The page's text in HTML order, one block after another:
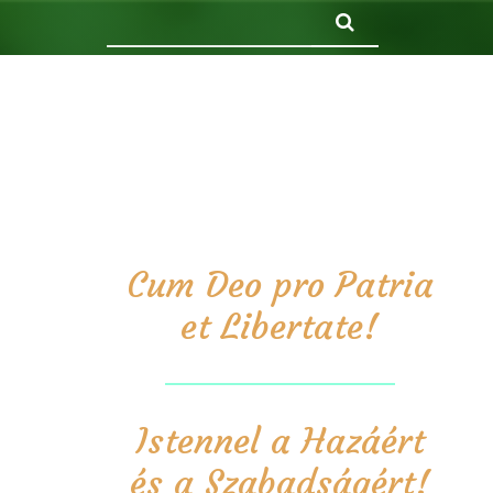
Cum Deo pro Patria
et Libertate!
Istennel a Hazáért
és a Szabadságért!